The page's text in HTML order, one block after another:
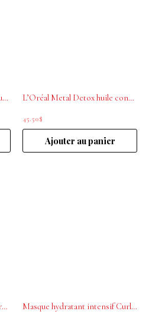
L’Oréal Huile bi-phase Absolut Repair Molecular 90ml L’Oréal Metal Detox huile concentrée protecteur anti-dépôt 50ml
45.50$
Ajouter au panier
La Biosthetique Gouttes Hydratantes Structure Repair 30ml Masque hydratant intensif Curl Expression 8,5 oz L’ORÉAL PROFESSIONNEL